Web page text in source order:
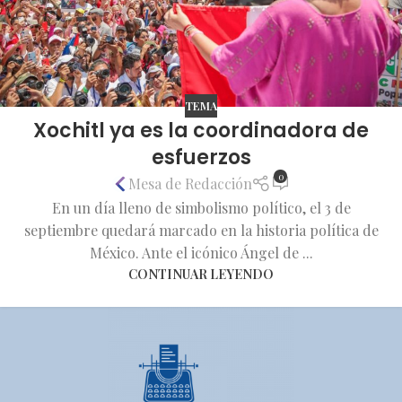
TEMA
Xochitl ya es la coordinadora de
esfuerzos
Mesa de Redacción 0
En un día lleno de simbolismo político, el 3 de
septiembre quedará marcado en la historia política de
México. Ante el icónico Ángel de ...
CONTINUAR LEYENDO